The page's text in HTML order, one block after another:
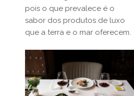
pois o que prevalece é o
sabor dos produtos de luxo
que a terra e o mar oferecem.